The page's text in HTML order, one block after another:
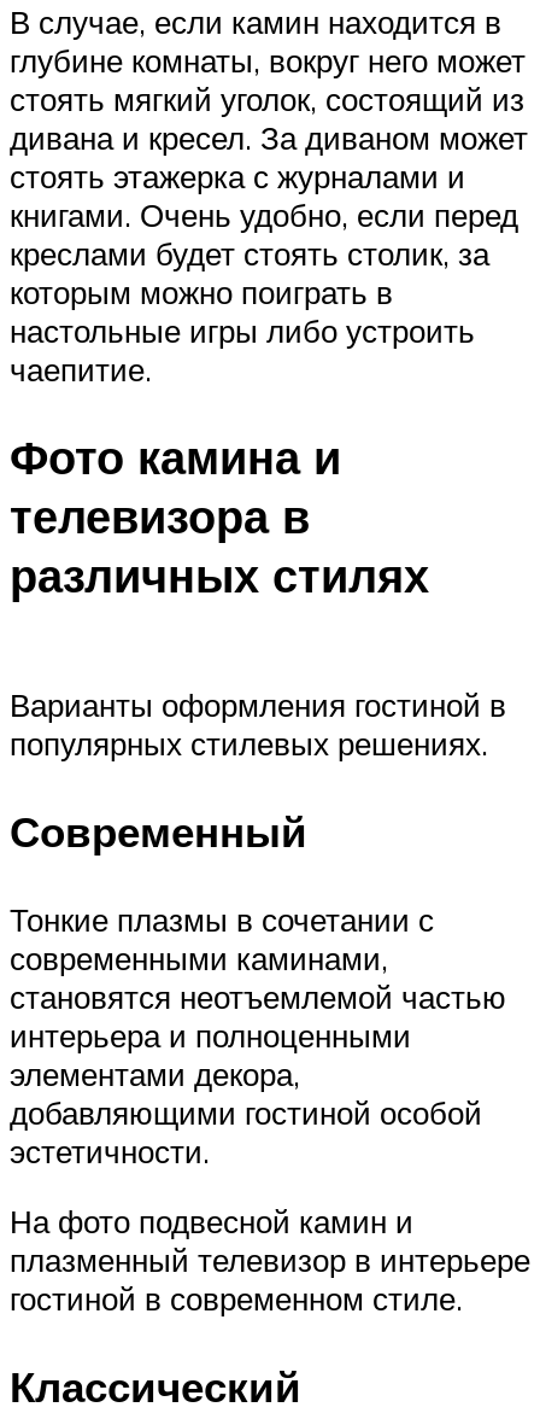
В случае, если камин находится в
глубине комнаты, вокруг него может
стоять мягкий уголок, состоящий из
дивана и кресел. За диваном может
стоять этажерка с журналами и
книгами. Очень удобно, если перед
креслами будет стоять столик, за
которым можно поиграть в
настольные игры либо устроить
чаепитие.
Фото камина и
телевизора в
различных стилях
Варианты оформления гостиной в
популярных стилевых решениях.
Современный
Тонкие плазмы в сочетании с
современными каминами,
становятся неотъемлемой частью
интерьера и полноценными
элементами декора,
добавляющими гостиной особой
эстетичности.
На фото подвесной камин и
плазменный телевизор в интерьере
гостиной в современном стиле.
Классический